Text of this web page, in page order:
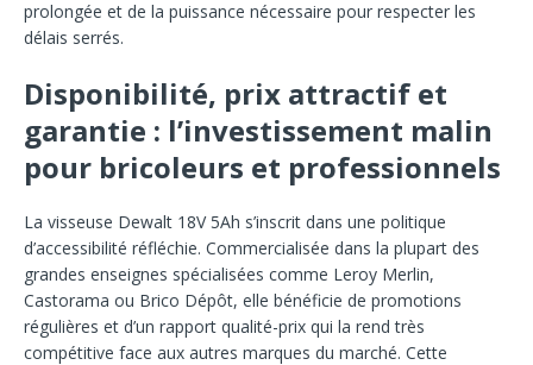
prolongée et de la puissance nécessaire pour respecter les
délais serrés.
Disponibilité, prix attractif et
garantie : l’investissement malin
pour bricoleurs et professionnels
La visseuse Dewalt 18V 5Ah s’inscrit dans une politique
d’accessibilité réfléchie. Commercialisée dans la plupart des
grandes enseignes spécialisées comme Leroy Merlin,
Castorama ou Brico Dépôt, elle bénéficie de promotions
régulières et d’un rapport qualité-prix qui la rend très
compétitive face aux autres marques du marché. Cette